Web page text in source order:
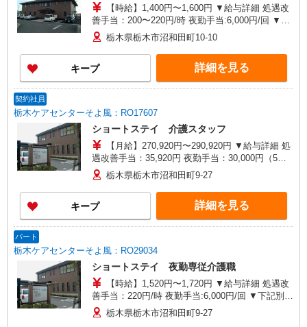
【時給】1,400円〜1,600円 ▼給与詳細 処遇改
善手当：200〜220円/時 夜勤手当:6,000円/回 ▼下
記別途支給 通勤手当 年末年始手当：380円/時 寸
志あり：年2回（6月・12月） ※業績による ※処
遇改善手当は試用期間中(3ヶ月)は支給なし
栃木県栃木市沼和田町10-10
キープ 詳細を見る
契約社員
栃木ケアセンターそよ風：RO17607
ショートステイ 介護スタッフ
【月給】270,920円〜290,920円 ▼給与詳細 処
遇改善手当：35,920円 夜勤手当：30,000円（5回
分） ※6回目以降は1回6,000円支給 ▼下記別途支
給 通勤手当 年末年始手当：380円/時 寸志あり：
年2回（6月・12月） ※業績による 特別報酬：平
均34.1万円（最高額135万円） ※2025年6月支給実
績 ※処遇改善手当は試用期間中(3ヶ月)は支給なし
栃木県栃木市沼和田町9-27
キープ 詳細を見る
パート
栃木ケアセンターそよ風：RO29034
ショートステイ 夜勤専従介護職
【時給】1,520円〜1,720円 ▼給与詳細 処遇改
善手当：220円/時 夜勤手当:6,000円/回 ▼下記別途
支給 通勤手当 年末年始手当：380円/時 寸志あ
り：年2回（6月・12月） ※業績による ※処遇改
栃木県栃木市沼和田町9-27